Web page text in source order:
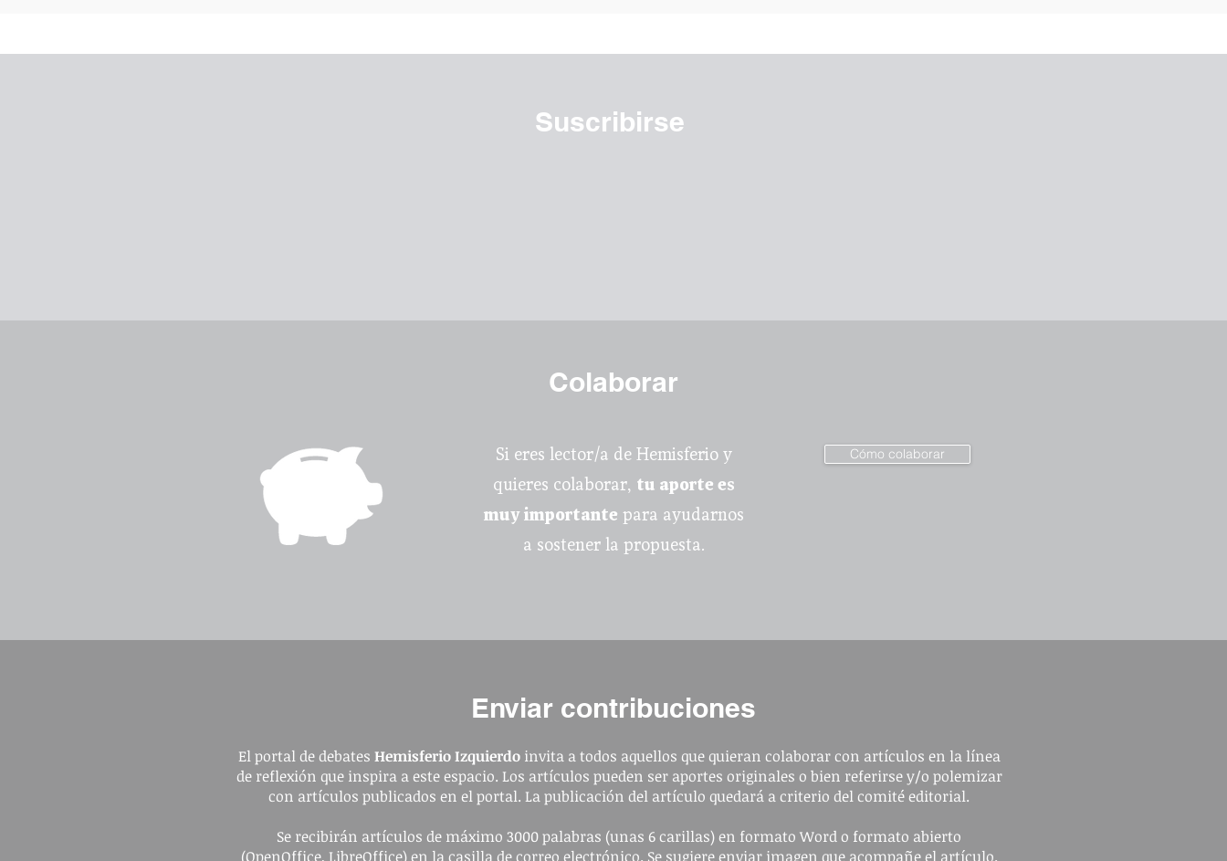
Suscribirse
Colaborar
Si eres lector/a de Hemisferio y
quieres colaborar, tu aporte es
muy importante para ayudarnos
a sostener la propuesta.
Cómo colaborar
Enviar contribuciones
El portal de debates Hemisferio Izquierdoinvita a todos aquellos que quieran colaborar con artículos en la línea
de reflexión que inspira a este espacio. Los artículos pueden ser aportes originales o bien referirse y/o polemizar
con artículos publicados en el portal. La publicación del artículo quedará a criterio del comité editorial.
Se recibirán artículos de máximo 3000 palabras (unas 6 carillas) en formato Word o formato abierto
(OpenOffice, LibreOffice) en la casilla de correo electrónico. Se sugiere enviar imagen que acompañe el artículo.